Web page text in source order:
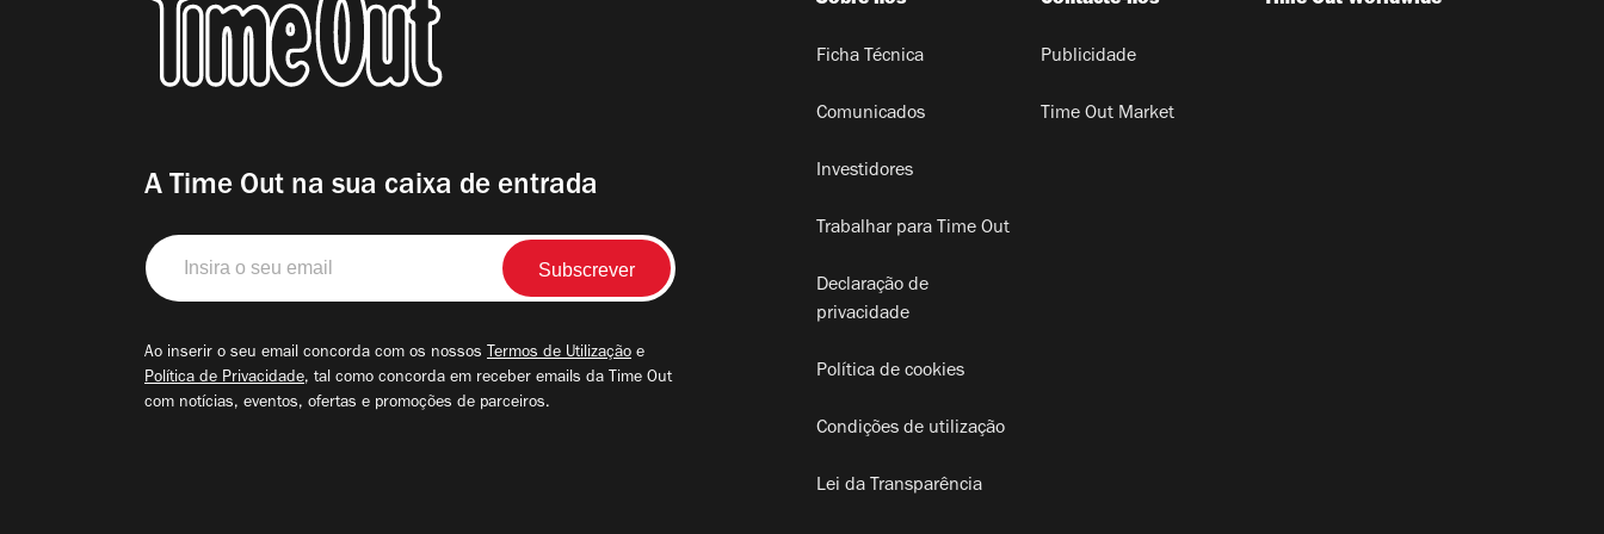
A Time Out na sua caixa de entrada
Insira
o
seu
Ao inserir o seu email concorda com os nossos Termos de Utilização e
Política de Privacidade, tal como concorda em receber emails da Time Out
com notícias, eventos, ofertas e promoções de parceiros.
Ficha Técnica
Comunicados
Investidores
Trabalhar para Time Out
Declaração de
privacidade
Política de cookies
Condições de utilização
Lei da Transparência
Publicidade
Time Out Market